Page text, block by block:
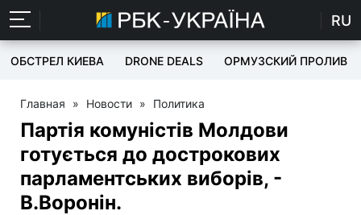
RU
ОБСТРЕЛ КИЕВА DRONE DEALS ОРМУЗСКИЙ ПРОЛИВ
Главная » Новости » Политика
Партія комуністів Молдови
готується до дострокових
парламентських виборів, -
В.Воронін.